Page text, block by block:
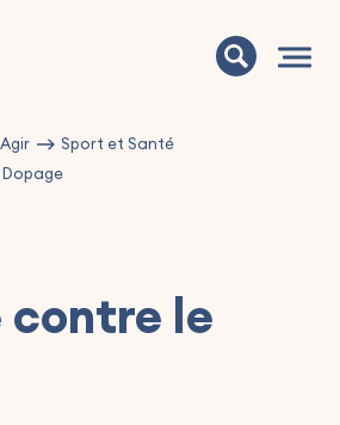
Sport et Santé
contre le